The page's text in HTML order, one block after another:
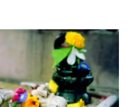
बनेगा
बुध-
शनि
नवपंचम
योग,
इन